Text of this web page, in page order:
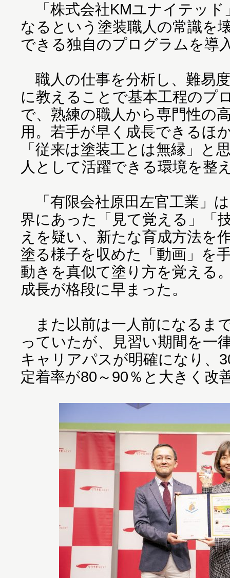
「株式会社KMユナイテッド
なるという塗装職人の常識を
できる独自のプログラムを導
職人の仕事を分析し、難易
に教えることで基本工程のプ
で、熟練の職人から専門性の
用。若手が早く成長できるほ
「従来は塗装工とは無縁」と
人として活躍できる環境を整
「有限会社原田左官工業」
界にあった「見て覚える」「
えを疑い、新たな育成方法を
塗る様子を収めた「動画」を
動きを真似て塗り方を覚える
成長が格段に早まった。
また以前は一人前になるま
っていたが、見習い期間を一
キャリアパスが明確になり、
定着率が80～90％と大きく改